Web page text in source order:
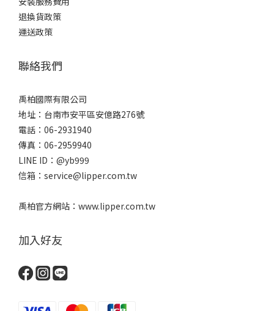
退換貨政策
運送政策
聯絡我們
禹柏國際有限公司
地址：台南市安平區安億路276號
電話：06-2931940
傳真：06-2959940
LINE ID：@yb999
信箱：service@lipper.com.tw
禹柏官方網站：www.lipper.com.tw
加入好友